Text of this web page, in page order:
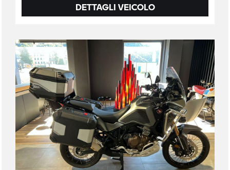
DETTAGLI VEICOLO